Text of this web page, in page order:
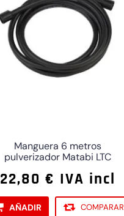
Manguera 6 metros
pulverizador Matabi LTC
22,80 € IVA incl
AÑADIR COMPARAR